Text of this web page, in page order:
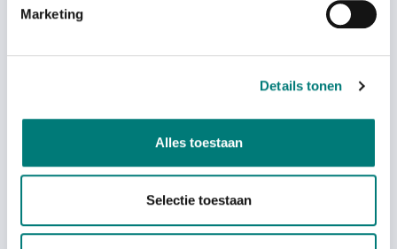
Marketing
Details tonen
Alles toestaan
Selectie toestaan
Others also viewed:
Imet® M880 Ares2